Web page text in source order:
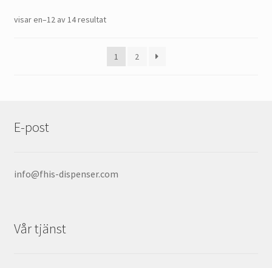
visar en–12 av 14 resultatSorterat
senaste
1
2
E-post
info@fhis-dispenser.com
Vår tjänst